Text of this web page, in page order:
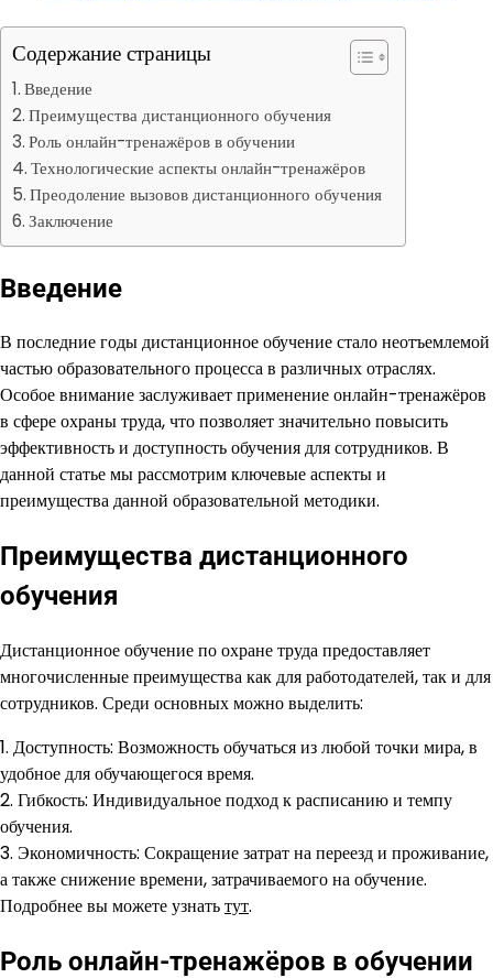
Содержание страницы
Введение
Преимущества дистанционного обучения
Роль онлайн-тренажёров в обучении
Технологические аспекты онлайн-тренажёров
Преодоление вызовов дистанционного обучения
Заключение
Введение
В последние годы дистанционное обучение стало неотъемлемой
частью образовательного процесса в различных отраслях.
Особое внимание заслуживает применение онлайн-тренажёров
в сфере охраны труда, что позволяет значительно повысить
эффективность и доступность обучения для сотрудников. В
данной статье мы рассмотрим ключевые аспекты и
преимущества данной образовательной методики.
Преимущества дистанционного
обучения
Дистанционное обучение по охране труда предоставляет
многочисленные преимущества как для работодателей, так и для
сотрудников. Среди основных можно выделить:
1. Доступность: Возможность обучаться из любой точки мира, в
удобное для обучающегося время.
2. Гибкость: Индивидуальное подход к расписанию и темпу
обучения.
3. Экономичность: Сокращение затрат на переезд и проживание,
а также снижение времени, затрачиваемого на обучение.
Подробнее вы можете узнатьтут.
Роль онлайн-тренажёров в обучении